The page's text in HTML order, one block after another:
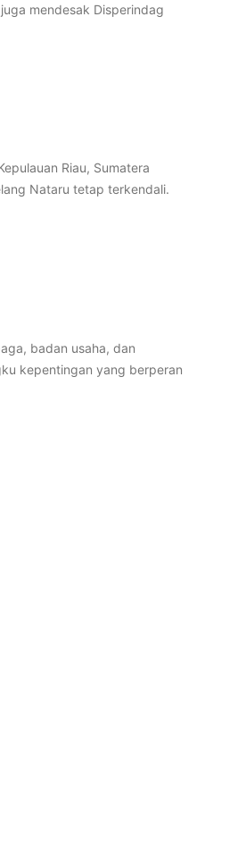
mendesak Disperindag
Riau, Sumatera
Nataru tetap terkendali.
badan usaha, dan
kepentingan yang berperan